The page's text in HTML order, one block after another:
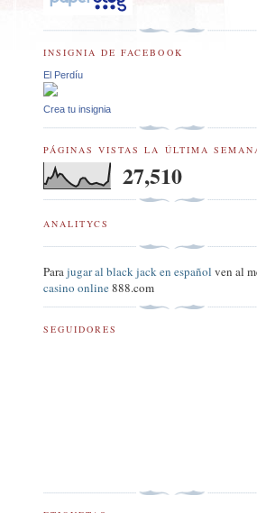
INSIGNIA DE FACEBOOK
El Perdíu
Crea tu insignia
PÁGINAS VISTAS LA ÚLTIMA
27,510
ANALITYCS
Parajugar al black jack en español ven al
casino online888.com
SEGUIDORES